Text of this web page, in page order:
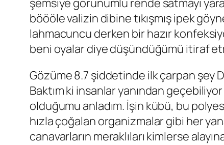
şemsiye görünümlü rende satmayı
böööle valizin dibine tıkışmış ipek
lahmacuncu derken bir hazır
beni oyalar diye düşündüğümü itiraf
Gözüme 8.7 şiddetinde ilk çarpan şey
Baktım ki insanlar yanından
olduğumu anladım. İşin kübü, bu
hızla çoğalan organizmalar gibi her
canavarların meraklıları kimlerse